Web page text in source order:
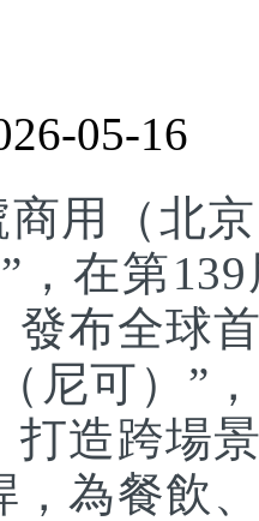
05-16
用（北
，在第
發布全球
尼可）”
打造跨場
，為餐飲